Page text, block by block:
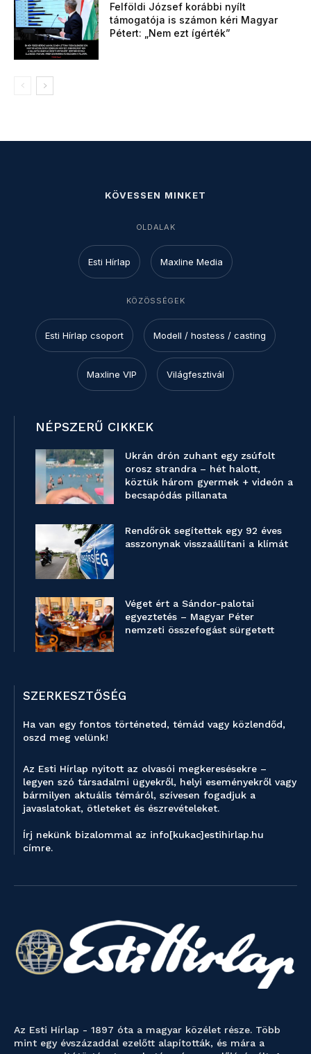
Felföldi József korábbi nyílt
támogatója is számon kéri Magyar
Pétert: „Nem ezt ígérték”
KÖVESSEN MINKET
OLDALAK
Esti Hírlap Maxline Media
KÖZÖSSÉGEK
Esti Hírlap csoport Modell / hostess / casting
Maxline VIP Világfesztivál
NÉPSZERŰ CIKKEK
Ukrán drón zuhant egy zsúfolt
orosz strandra – hét halott,
köztük három gyermek + videón a
becsapódás pillanata
Rendőrök segítettek egy 92 éves
asszonynak visszaállítani a klímát
Véget ért a Sándor-palotai
egyeztetés – Magyar Péter
nemzeti összefogást sürgetett
SZERKESZTŐSÉG
Ha van egy fontos történeted, témád vagy közlendőd,
oszd meg velünk!
Az Esti Hírlap nyitott az olvasói megkeresésekre –
legyen szó társadalmi ügyekről, helyi eseményekről vagy
bármilyen aktuális témáról, szívesen fogadjuk a
javaslatokat, ötleteket és észrevételeket.
Írj nekünk bizalommal az info[kukac]estihirlap.hu
címre.
Az Esti Hírlap - 1897 óta a magyar közélet része. Több
mint egy évszázaddal ezelőtt alapították, és mára a